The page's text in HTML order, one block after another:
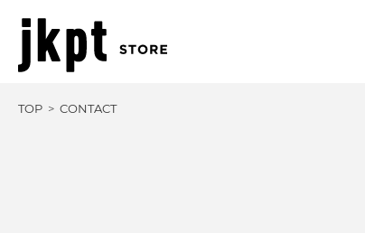
TOP CONTACT